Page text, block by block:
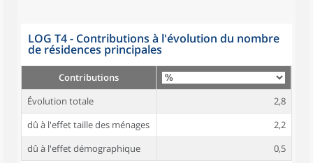
LOG T4 - Contributions à l'évolution du nombre
de résidences principales
Contributions
Évolution totale
2,8
dû à l'effet taille des ménages
2,2
dû à l'effet démographique
0,5